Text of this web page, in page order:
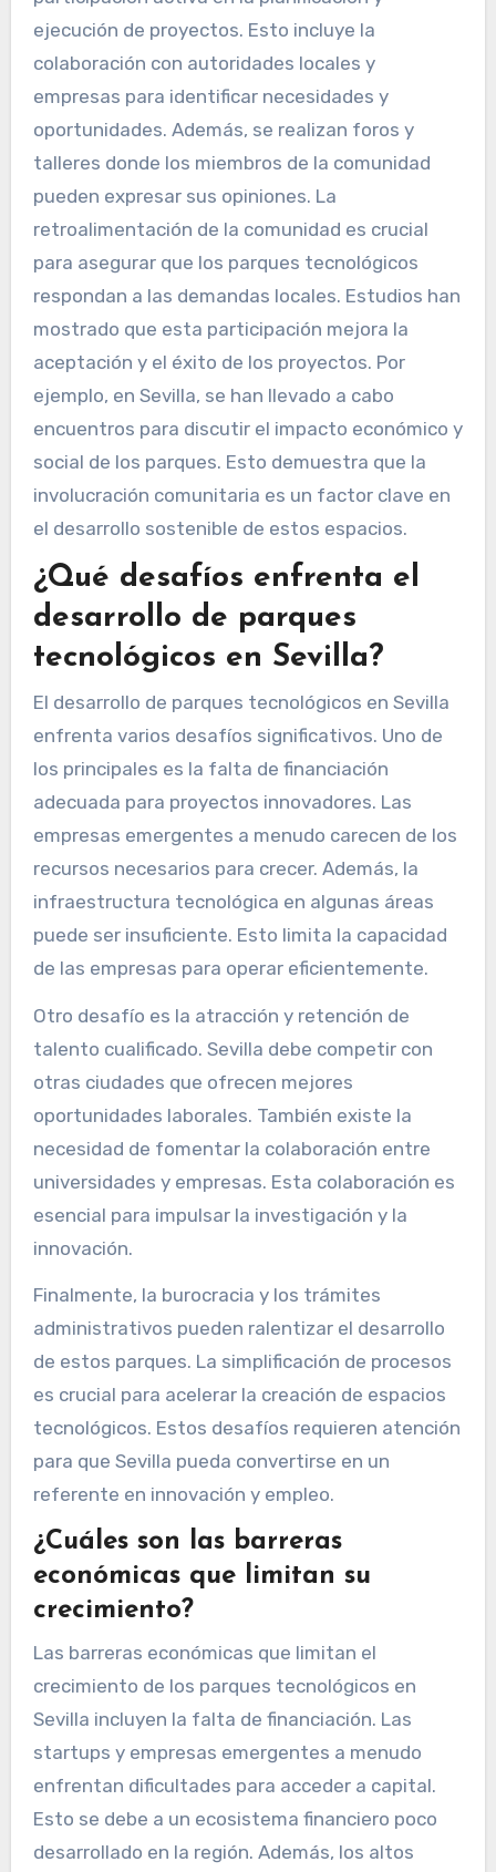
ejecución de proyectos. Esto incluye la
colaboración con autoridades locales y
empresas para identificar necesidades y
oportunidades. Además, se realizan foros y
talleres donde los miembros de la comunidad
pueden expresar sus opiniones. La
retroalimentación de la comunidad es crucial
para asegurar que los parques tecnológicos
respondan a las demandas locales. Estudios han
mostrado que esta participación mejora la
aceptación y el éxito de los proyectos. Por
ejemplo, en Sevilla, se han llevado a cabo
encuentros para discutir el impacto económico y
social de los parques. Esto demuestra que la
involucración comunitaria es un factor clave en
el desarrollo sostenible de estos espacios.
¿Qué desafíos enfrenta el
desarrollo de parques
tecnológicos en Sevilla?
El desarrollo de parques tecnológicos en Sevilla
enfrenta varios desafíos significativos. Uno de
los principales es la falta de financiación
adecuada para proyectos innovadores. Las
empresas emergentes a menudo carecen de los
recursos necesarios para crecer. Además, la
infraestructura tecnológica en algunas áreas
puede ser insuficiente. Esto limita la capacidad
de las empresas para operar eficientemente.
Otro desafío es la atracción y retención de
talento cualificado. Sevilla debe competir con
otras ciudades que ofrecen mejores
oportunidades laborales. También existe la
necesidad de fomentar la colaboración entre
universidades y empresas. Esta colaboración es
esencial para impulsar la investigación y la
innovación.
Finalmente, la burocracia y los trámites
administrativos pueden ralentizar el desarrollo
de estos parques. La simplificación de procesos
es crucial para acelerar la creación de espacios
tecnológicos. Estos desafíos requieren atención
para que Sevilla pueda convertirse en un
referente en innovación y empleo.
¿Cuáles son las barreras
económicas que limitan su
crecimiento?
Las barreras económicas que limitan el
crecimiento de los parques tecnológicos en
Sevilla incluyen la falta de financiación. Las
startups y empresas emergentes a menudo
enfrentan dificultades para acceder a capital.
Esto se debe a un ecosistema financiero poco
desarrollado en la región. Además, los altos